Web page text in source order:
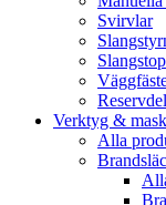
Svirvlar
Verktyg &
Alla